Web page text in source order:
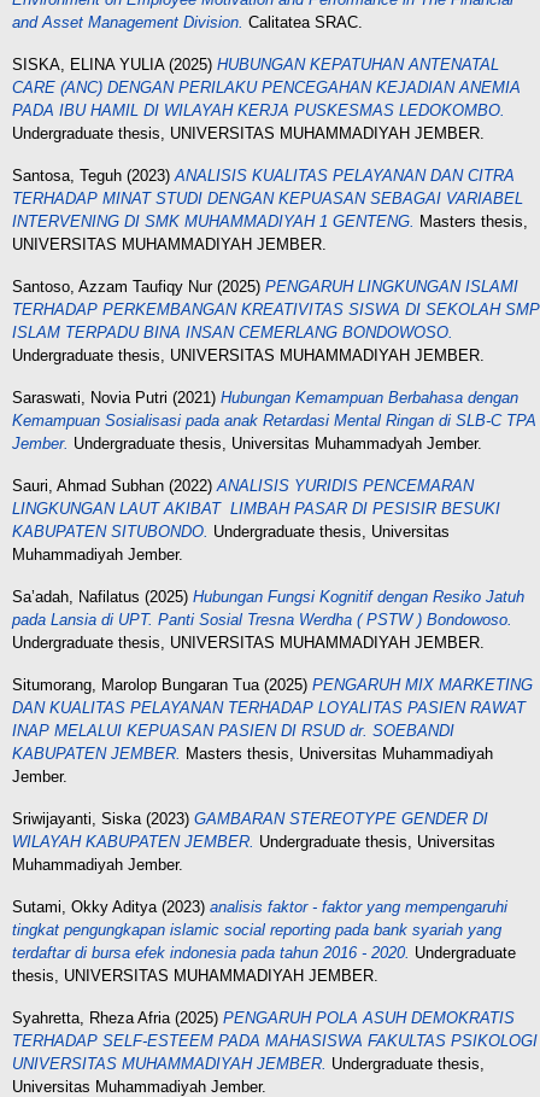
and Asset Management Division. Calitatea SRAC.
SISKA, ELINA YULIA(2025) HUBUNGAN KEPATUHAN ANTENATAL
CARE (ANC) DENGAN PERILAKU PENCEGAHAN KEJADIAN ANEMIA
PADA IBU HAMIL DI WILAYAH KERJA PUSKESMAS LEDOKOMBO.
Undergraduate thesis, UNIVERSITAS MUHAMMADIYAH JEMBER.
Santosa, Teguh (2023)ANALISIS KUALITAS PELAYANAN DAN CITRA
TERHADAP MINAT STUDI DENGAN KEPUASAN SEBAGAI VARIABEL
INTERVENING DI SMK MUHAMMADIYAH 1 GENTENG. Masters thesis,
UNIVERSITAS MUHAMMADIYAH JEMBER.
Santoso, Azzam Taufiqy Nur(2025) PENGARUH LINGKUNGAN ISLAMI
TERHADAP PERKEMBANGAN KREATIVITAS SISWA DI SEKOLAH SMP
ISLAM TERPADU BINA INSAN CEMERLANG BONDOWOSO.
Undergraduate thesis, UNIVERSITAS MUHAMMADIYAH JEMBER.
Saraswati, Novia Putri (2021) Hubungan Kemampuan Berbahasa dengan
Kemampuan Sosialisasi pada anak Retardasi Mental Ringan di SLB-C TPA
Jember. Undergraduate thesis, Universitas Muhammadyah Jember.
Sauri, Ahmad Subhan (2022)ANALISIS YURIDIS PENCEMARAN
LINGKUNGAN LAUT AKIBAT LIMBAH PASAR DI PESISIR BESUKI
KABUPATEN SITUBONDO. Undergraduate thesis, Universitas
Muhammadiyah Jember.
Sa’adah, Nafilatus (2025) Hubungan Fungsi Kognitif dengan Resiko Jatuh
pada Lansia di UPT. Panti Sosial Tresna Werdha ( PSTW ) Bondowoso.
Undergraduate thesis, UNIVERSITAS MUHAMMADIYAH JEMBER.
Situmorang, Marolop Bungaran Tua(2025) PENGARUH MIX MARKETING
DAN KUALITAS PELAYANAN TERHADAP LOYALITAS PASIEN RAWAT
INAP MELALUI KEPUASAN PASIEN DI RSUD dr. SOEBANDI
KABUPATEN JEMBER. Masters thesis, Universitas Muhammadiyah
Jember.
Sriwijayanti, Siska(2023) GAMBARAN STEREOTYPE GENDER DI
WILAYAH KABUPATEN JEMBER. Undergraduate thesis, Universitas
Muhammadiyah Jember.
Sutami, Okky Aditya(2023) analisis faktor - faktor yang mempengaruhi
tingkat pengungkapan islamic social reporting pada bank syariah yang
terdaftar di bursa efek indonesia pada tahun 2016 - 2020. Undergraduate
thesis, UNIVERSITAS MUHAMMADIYAH JEMBER.
Syahretta, Rheza Afria(2025) PENGARUH POLA ASUH DEMOKRATIS
TERHADAP SELF-ESTEEM PADA MAHASISWA FAKULTAS PSIKOLOGI
UNIVERSITAS MUHAMMADIYAH JEMBER. Undergraduate thesis,
Universitas Muhammadiyah Jember.